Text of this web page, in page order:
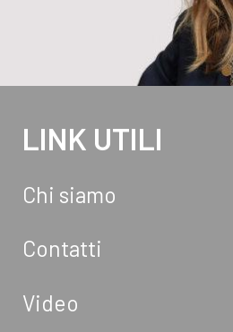
LINK UTILI
Chi siamo
Contatti
Video